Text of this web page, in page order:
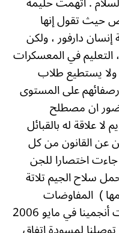
حيث تقول إنها
دارفور ، ولكن
التعليم في المعسكرات
يستطيع طلاب
على المستوى
ان مصطلح
علاقة له بالقبائل
عن القانون من كل
جاءت اختصارا للجن
سلاح الجيم تلاتة
) المفاوضات
وتوقفت عند محادثات أنجمينا في مايو 2006